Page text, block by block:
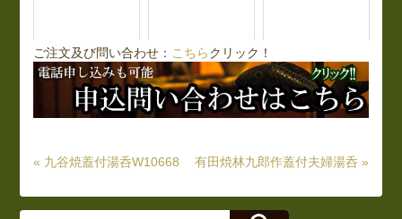
ご注文及び問い合わせ： こちらクリック！
« 九谷焼蓋付湯呑W10668 有田焼林九郎作蓋付夫婦湯呑 »